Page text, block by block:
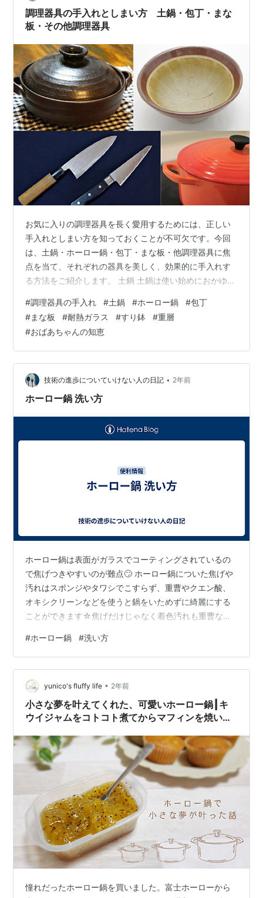
様に！ まとめ ル・クルーゼが愛され続ける理由 フラン
ス生ま…
調理器具の手入れとしまい方 土鍋・包丁・まな
板・その他調理器具
お気に入りの調理器具を長く愛用するためには、正しい
手入れとしまい方を知っておくことが不可欠です。今回
は、土鍋・ホーロー鍋・包丁・まな板・他調理器具に焦
点を当て、それぞれの器具を美しく、効果的に手入れす
る方法をご紹介します。 土鍋 土鍋は使い始めにおかゆを
ると割れやすい ホーロー鍋 ホーロー鍋の焦げを無理なく
とるには 包丁 包丁の手入れに野菜くずを利用する 包丁
は使い終わったら研ぐ。使い始めの研ぎは不可 包丁は水
をかけながら研ぐとよく研げる まな板 まな板をよごさず
に下ごしらえする方法。新聞紙を利用 生臭いものを切っ
たあとは水で流す。お湯は禁物…
#調理器具の手入れ #土鍋 #ホーロー鍋 #包丁
#まな板 #耐熱ガラス #すり鉢 #重層
#おばあちゃんの知恵
技術の進歩についていけない人の日記 • 2年前
ホーロー鍋 洗い方
ホーロー鍋は表面がガラスでコーティングされているの
で焦げつきやすいのが難点🙄 ホーロー鍋についた焦げや
汚れはスポンジやタワシでこすらず、重曹やクエン酸、
オキシクリーンなどを使うと鍋をいためずに綺麗にする
ことができます☆焦げだけじゃなく着色汚れも重曹なら
鍋の洗い方 【重曹を使う場合】焦げが浸る程度の水を入
れて中火にかけ、鍋に重曹を入れて溶かす（水1リットル
に対して大さじ1くらい）沸騰したら火を止め1時間ほど
置く。鍋の水を捨てやわらかいスポンジと食器用洗剤を
使ってやさしく洗う。 【クエン酸を使う場合】クエン酸
はアルカリ性の汚れを中和する働きがあり…
#ホーロー鍋 #洗い方
yunico's fluffy life • 2年前
小さな夢を叶えてくれた、可愛いホーロー鍋┃キ
ウイジャムをコトコト煮てからマフィンを焼いた
憧れだったホーロー鍋を買いました。富士ホーローから